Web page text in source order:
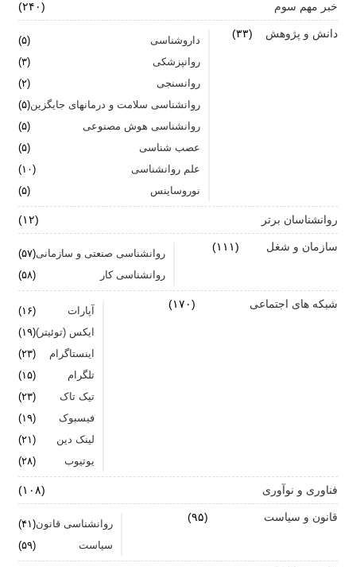
اضطراب ناگهانی
جنگ اضطراب با مواد خوراکی
اضطراب را برای خود پر رنگ نکنید
برای بهبود سلامت روان لازم است روزانه از آن مراقبت
خبر مهم سوم (۲۴۰)
دانش و پژوهش (۳۳)
داروشناسی
(۵)
روانپزشکی
(۳)
روانسنجی
(۲)
روانشناسی سلامت و درمانهای جایگزین(۵)
روانشناسی هوش مصنوعی
(۵)
عصب شناسی
(۵)
علم روانشناسی
(۱۰)
نوروساینس
(۵)
روانشناسان برتر (۱۲)
سازمان و شغل (۱۱۱)
روانشناسی صنعتی و سازمانی(۵۷)
روانشناسی کار
(۵۸)
شبکه های اجتماعی (۱۷۰)
آپارات
(۱۶)
ایکس (توئیتر)(۱۹)
اینستاگرام
(۲۳)
تلگرام
(۱۵)
تیک تاک
(۲۳)
فیسبوک
(۱۹)
لینک دین
(۲۱)
یوتیوب
(۲۸)
فناوری و نوآوری (۱۰۸)
قانون و سیاست (۹۵)
روانشناسی قانون(۴۱)
سیاست
(۵۹)